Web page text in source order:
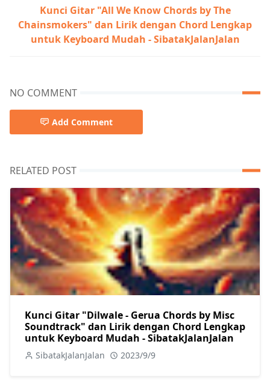
Kunci Gitar "All We Know Chords by The
Chainsmokers" dan Lirik dengan Chord Lengkap
untuk Keyboard Mudah - SibatakJalanJalan
NO COMMENT
Add Comment
RELATED POST
Kunci Gitar "Dilwale - Gerua Chords by Misc
Soundtrack" dan Lirik dengan Chord Lengkap
untuk Keyboard Mudah - SibatakJalanJalan
SibatakJalanJalan 2023/9/9